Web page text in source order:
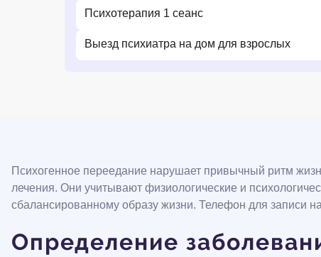
Психотерапия 1 сеанс
Выезд психиатра на дом для взрослых
Психогенное переедание нарушает привычный ритм
лечения. Они учитывают физиологические и
сбалансированному образу жизни. Телефон для записи
Определение